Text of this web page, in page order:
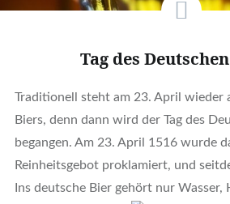
Tag des
Traditionell steht am 23. April wieder
Biers, denn dann wird der Tag des
begangen. Am 23. April 1516 wurde
Reinheitsgebot proklamiert, und
Ins deutsche Bier gehört nur